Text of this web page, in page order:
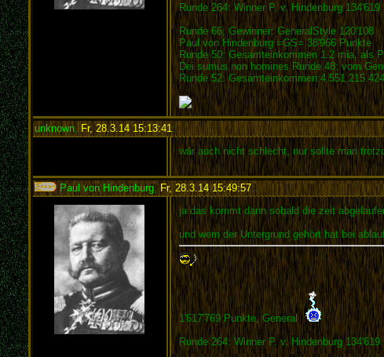
Runde 264: Winner P. v. Hindenburg 134'619
Runde 66; Gewinner: GeneralStyle 120'108
Paul von Hindenburg =GS= 38'966 Punkte
Runde 50: Gesamteinkommen 1.2 mia. als
Dei sumus non homines Runde 48: vom
Runde 52:
unknown, Fr, 28.3.14 15:13:41:
wär auch nicht schlecht, nur sollte man
Paul von Hindenburg,Fr, 28.3.14 15:49:57:
ja das kommt dann sobald die zeit
und wem der Untergrund gehört hat bei
1'617'769 Punkte, General
Runde 264: Winner P. v. Hindenburg 134'619